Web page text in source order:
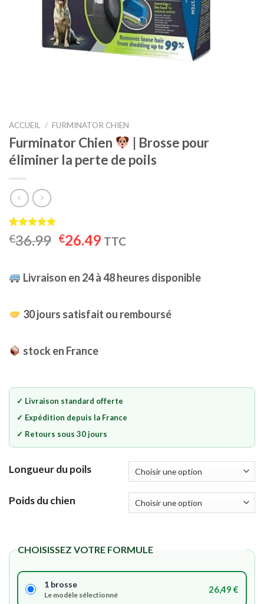
ACCUEIL / FURMINATOR CHIEN
Furminator Chien
| Brosse pour
éliminer la perte de poils
Noté
5.00
sur 5 basé
6
client
€36.99 Le
était :
€26.49Le
est :
TTC
Livraison en 24 à 48 heures disponible
30 jours satisfait ou remboursé
stock en France
✓ Livraison standard offerte
✓ Expédition depuis la France
✓ Retours sous 30 jours
Longueur du poils
Poids du chien
CHOISISSEZ VOTRE FORMULE
1 brosse
Le modèle sélectionné
26,49 €